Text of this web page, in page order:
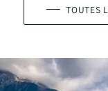
TOUTES